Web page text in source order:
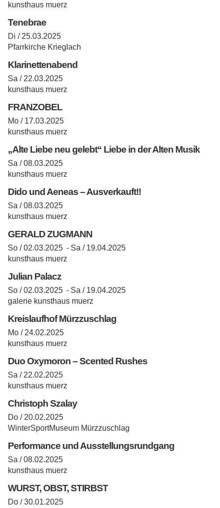
kunsthaus muerz
Tenebrae
Di / 25.03.2025
Pfarrkirche Krieglach
Klarinettenabend
Sa / 22.03.2025
kunsthaus muerz
FRANZOBEL
Mo / 17.03.2025
kunsthaus muerz
„Alte Liebe neu gelebt“ Liebe in der Alten Musik
Sa / 08.03.2025
kunsthaus muerz
Dido und Aeneas – Ausverkauft!!
Sa / 08.03.2025
kunsthaus muerz
GERALD ZUGMANN
So / 02.03.2025 - Sa / 19.04.2025
kunsthaus muerz
Julian Palacz
So / 02.03.2025 - Sa / 19.04.2025
galerie kunsthaus muerz
Kreislaufhof Mürzzuschlag
Mo / 24.02.2025
kunsthaus muerz
Duo Oxymoron – Scented Rushes
Sa / 22.02.2025
kunsthaus muerz
Christoph Szalay
Do / 20.02.2025
WinterSportMuseum Mürzzuschlag
Performance und Ausstellungsrundgang
Sa / 08.02.2025
kunsthaus muerz
WURST, OBST, STIRBST
Do / 30.01.2025